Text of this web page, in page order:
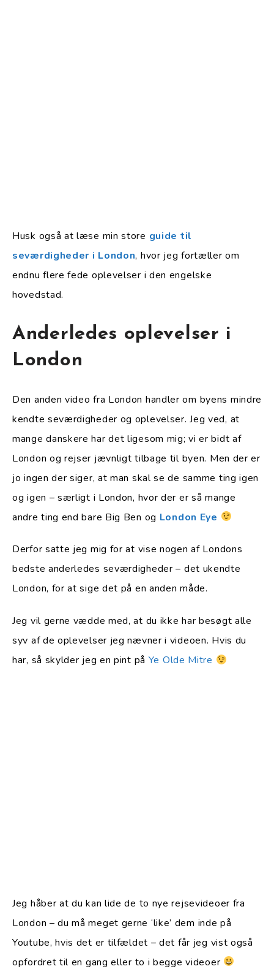
Husk også at læse min store guide til
seværdigheder i London, hvor jeg fortæller om
endnu flere fede oplevelser i den engelske
hovedstad.
Anderledes oplevelser i
London
Den anden video fra London handler om byens mindre
kendte seværdigheder og oplevelser. Jeg ved, at
mange danskere har det ligesom mig; vi er bidt af
London og rejser jævnligt tilbage til byen. Men der er
jo ingen der siger, at man skal se de samme ting igen
og igen – særligt i London, hvor der er så mange
andre ting end bare Big Ben og London Eye
Derfor satte jeg mig for at vise nogen af Londons
bedste anderledes seværdigheder – det ukendte
London, for at sige det på en anden måde.
Jeg vil gerne vædde med, at du ikke har besøgt alle
syv af de oplevelser jeg nævner i videoen. Hvis du
har, så skylder jeg en pint på Ye Olde Mitre
Jeg håber at du kan lide de to nye rejsevideoer fra
London – du må meget gerne ‘like’ dem inde på
Youtube, hvis det er tilfældet – det får jeg vist også
opfordret til en gang eller to i begge videoer